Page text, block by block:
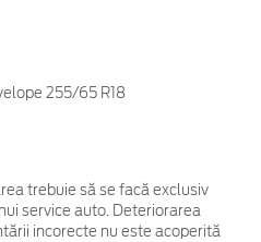
255/65 R18
trebuie să se facă exclusiv
service auto. Deteriorarea
incorecte nu este acoperită